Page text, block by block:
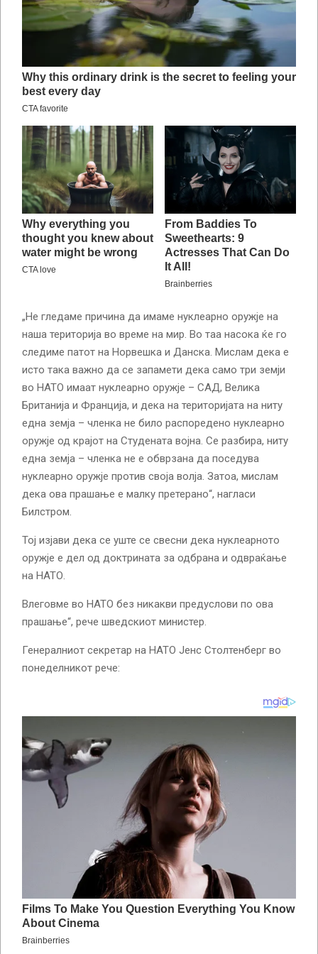
„Не гледаме причина да имаме нуклеарно оружје на
наша територија во време на мир. Во таа насока ќе го
следиме патот на Норвешка и Данска. Мислам дека е
исто така важно да се запамети дека само три земји
во НАТО имаат нуклеарно оружје – САД, Велика
Британија и Франција, и дека на територијата на ниту
една земја – членка не било распоредено нуклеарно
оружје од крајот на Студената војна. Се разбира, ниту
една земја – членка не е обврзана да поседува
нуклеарно оружје против своја волја. Затоа, мислам
дека ова прашање е малку претерано“, нагласи
Билстром.
Тој изјави дека се уште се свесни дека нуклеарното
оружје е дел од доктрината за одбрана и одвраќање
на НАТО.
Влеговме во НАТО без никакви предуслови по ова
прашање“, рече шведскиот министер.
Генералниот секретар на НАТО Јенс Столтенберг во
понеделникот рече: